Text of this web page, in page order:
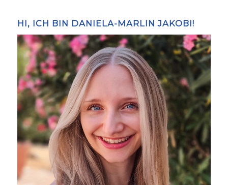
HI, ICH BIN DANIELA-MARLIN JAKOBI!